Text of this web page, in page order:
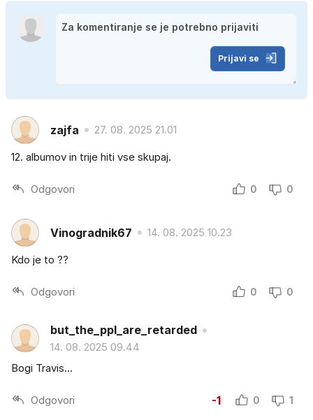
Prijavi se
zajfa 27. 08. 2025 21.01
12. albumov in trije hiti vse skupaj.
Odgovori 0 0
Vinogradnik67 14. 08. 2025 10.23
Kdo je to ??
Odgovori 0 0
but_the_ppl_are_retarded
14. 08. 2025 09.44
Bogi Travis...
Odgovori -1 0 1